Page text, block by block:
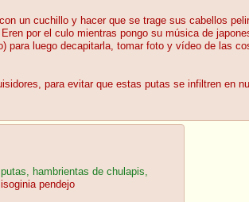
un cuchillo y hacer que se trage sus cabellos
por el culo mientras pongo su música de
para luego decapitarla, tomar foto y vídeo de las
para evitar que estas putas se infiltren en
hambrientas de chulapis,
pendejo